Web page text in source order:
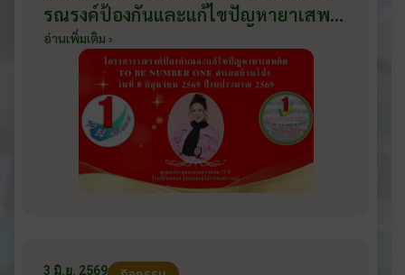
รณรงค์ป้องกันและแก้ไขปัญหายาเสพ
ติด TO BE NUMBER ONE อำเภอ
บ้านโป่ง ปีงบประมาณ 2569 ให้กับ
นักเรียนแกนนำ ในวันที่ 8 มิถุนายน
2569
อ่านเพิ่มเติม ›
3 มิ.ย. 2569